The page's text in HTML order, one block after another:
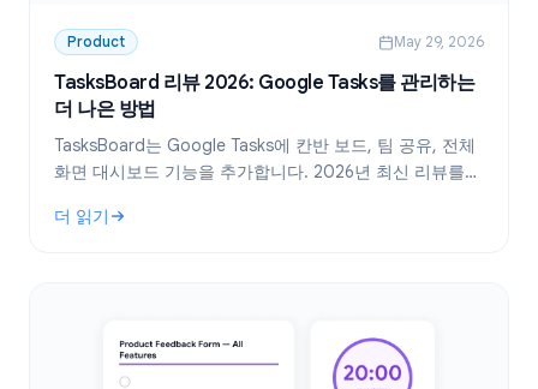
Product May 29, 2026
TasksBoard 리뷰 2026: Google Tasks를 관리하는
더 나은 방법
TasksBoard는 Google Tasks에 칸반 보드, 팀 공유, 전체
화면 대시보드 기능을 추가합니다. 2026년 최신 리뷰를
더 읽기
: TasksBoard 리뷰 2026: Google Tasks를 관리하는 더 나은 방